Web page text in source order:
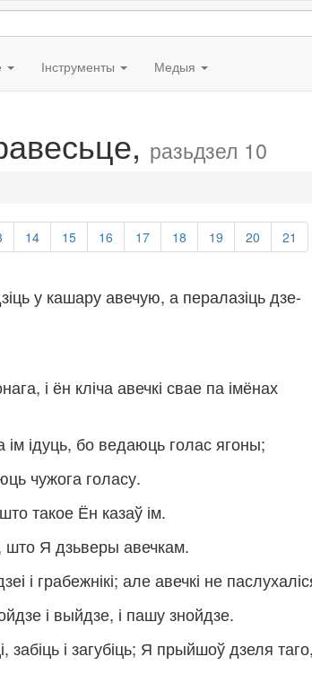
Інструменты Медыя
разьдзел 10
14 15 16 17 18 19 20 21
у кашару авечую, а пералазіць дзе-
і ён кліча авечкі свае па імёнах
ім ідуць, бо ведаюць голас ягоны;
чужога голасу.
такое Ён казаў ім.
што Я дзьверы авечкам.
і грабежнікі; але авечкі не
і выйдзе, і пашу знойдзе.
забіць і загубіць; Я прыйшоў дзеля